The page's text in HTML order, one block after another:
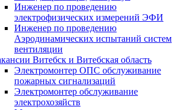
Инженер по проведению
электрофизических измерений ЭФИ
Инженер по проведению
Аэродинамических испытаний систем
вентиляции
Витебск и Витебская область
Электромонтер ОПС обслуживание
пожарных сигнализаций
Электромонтер обслуживание
электрохозяйств